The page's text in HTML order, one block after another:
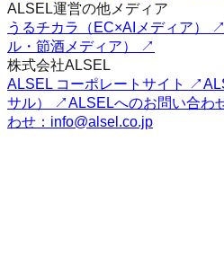
ALSEL運営の他メディア
うるチカラ（EC×AIメディア） ↗
ル・節酒メディア） ↗
株式会社ALSEL
ALSEL コーポレートサイト ↗
サル） ↗ALSELへのお問い合わ
わせ：info@alsel.co.jp